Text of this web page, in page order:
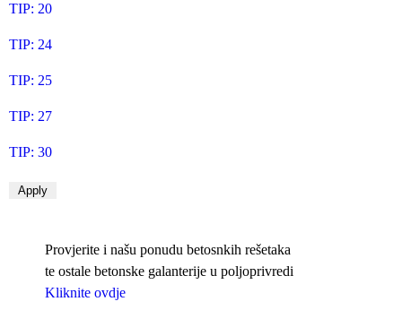
TIP: 20
TIP: 24
TIP: 25
TIP: 27
TIP: 30
Provjerite i našu ponudu betosnkih rešetaka
te ostale betonske galanterije u poljoprivredi
Kliknite ovdje